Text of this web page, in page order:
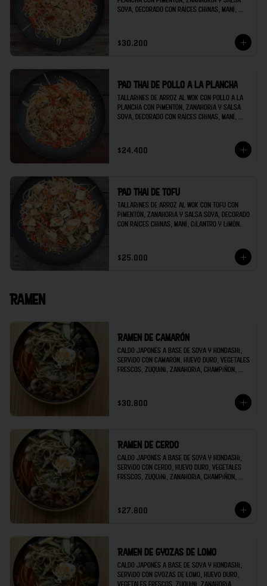
soya, decorado con raíces chinas, maní,
$30.200
Pad thai de pollo a la plancha
Tallarines de arroz al wok con pollo a la
plancha con pimentón, zanahoria y salsa
soya, decorado con raíces chinas, maní,
$24.400
Pad thai de tofu
Tallarines de arroz al wok con tofu con
pimentón, zanahoria y salsa soya, decorado
con raíces chinas, maní, cilantro y limón.
$25.000
Ramen
Ramen de camarón
Caldo japonés a base de soya y hondashi,
servido con camarón, huevo duro, vegetales
frescos, zuquini, zanahoria, champiñon,
$30.800
Ramen de cerdo
Caldo japonés a base de soya y hondashi,
servido con cerdo, huevo duro, vegetales
frescos, zuquini, zanahoria, champiñon,
$27.800
Ramen de gyozas de lomo
Caldo japonés a base de soya y hondashi,
servido con gyozas de lomo, huevo duro,
vegetales frescos, zuquini, zanahoria,